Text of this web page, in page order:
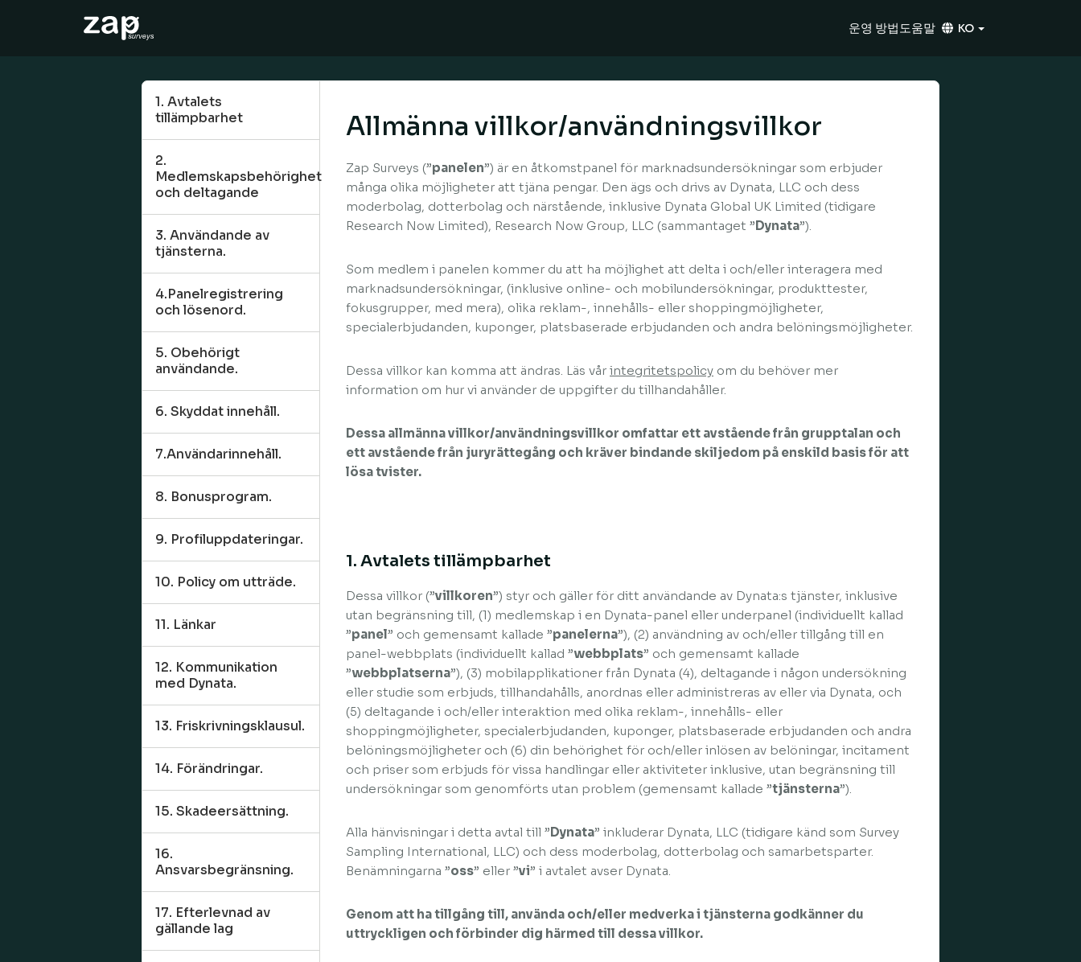
운영 방법도움말 KO
1. Avtalets
tillämpbarhet
2.
Medlemskapsbehörighet
och deltagande
3. Användande av
tjänsterna.
4.Panelregistrering
och lösenord.
5. Obehörigt
användande.
6. Skyddat innehåll.
7.Användarinnehåll.
8. Bonusprogram.
9. Profiluppdateringar.
10. Policy om utträde.
11. Länkar
12. Kommunikation
med Dynata.
13. Friskrivningsklausul.
14. Förändringar.
15. Skadeersättning.
16.
Ansvarsbegränsning.
17. Efterlevnad av
gällande lag
Allmänna villkor/användningsvillkor
Zap Surveys (”panelen”) är en åtkomstpanel för marknadsundersökningar som erbjuder
många olika möjligheter att tjäna pengar. Den ägs och drivs av Dynata, LLC och dess
moderbolag, dotterbolag och närstående, inklusive Dynata Global UK Limited (tidigare
Research Now Limited), Research Now Group, LLC (sammantaget ”Dynata”).
Som medlem i panelen kommer du att ha möjlighet att delta i och/eller interagera med
marknadsundersökningar, (inklusive online- och mobilundersökningar, produkttester,
fokusgrupper, med mera), olika reklam-, innehålls- eller shoppingmöjligheter,
specialerbjudanden, kuponger, platsbaserade erbjudanden och andra belöningsmöjligheter.
Dessa villkor kan komma att ändras. Läs vår integritetspolicy om du behöver mer
information om hur vi använder de uppgifter du tillhandahåller.
Dessa allmänna villkor/användningsvillkor omfattar ett avstående från grupptalan och
ett avstående från juryrättegång och kräver bindande skiljedom på enskild basis för att
lösa tvister.
1. Avtalets tillämpbarhet
Dessa villkor (”villkoren”) styr och gäller för ditt användande av Dynata:s tjänster, inklusive
utan begränsning till, (1) medlemskap i en Dynata-panel eller underpanel (individuellt kallad
”panel” och gemensamt kallade ”panelerna”), (2) användning av och/eller tillgång till en
panel-webbplats (individuellt kallad ”webbplats” och gemensamt kallade
”webbplatserna”), (3) mobilapplikationer från Dynata (4), deltagande i någon undersökning
eller studie som erbjuds, tillhandahålls, anordnas eller administreras av eller via Dynata, och
(5) deltagande i och/eller interaktion med olika reklam-, innehålls- eller
shoppingmöjligheter, specialerbjudanden, kuponger, platsbaserade erbjudanden och andra
belöningsmöjligheter och (6) din behörighet för och/eller inlösen av belöningar, incitament
och priser som erbjuds för vissa handlingar eller aktiviteter inklusive, utan begränsning till
undersökningar som genomförts utan problem (gemensamt kallade ”tjänsterna”).
Alla hänvisningar i detta avtal till ”Dynata” inkluderar Dynata, LLC (tidigare känd som Survey
Sampling International, LLC) och dess moderbolag, dotterbolag och samarbetsparter.
Benämningarna ”oss” eller ”vi” i avtalet avser Dynata.
Genom att ha tillgång till, använda och/eller medverka i tjänsterna godkänner du
uttryckligen och förbinder dig härmed till dessa villkor.